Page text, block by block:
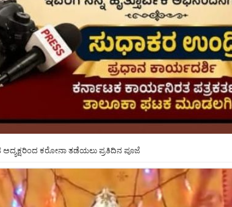
ಕರೋನಾ ತಡೆಯಲು ಪ್ರತಿದಿನ ಪೂಜೆ